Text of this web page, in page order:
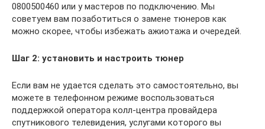
0800500460 или у мастеров по подключению. Мы
советуем вам позаботиться о замене тюнеров как
можно скорее, чтобы избежать ажиотажа и очередей.
Шаг 2: установить и настроить тюнер
Если вам не удается сделать это самостоятельно, вы
можете в телефонном режиме воспользоваться
поддержкой оператора колл-центра провайдера
спутникового телевидения, услугами которого вы